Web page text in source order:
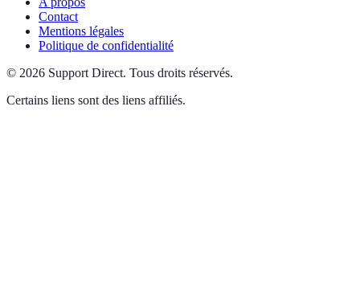
Contact
Mentions légales
Politique de confidentialité
© 2026 Support Direct. Tous droits réservés.
Certains liens sont des liens affiliés.